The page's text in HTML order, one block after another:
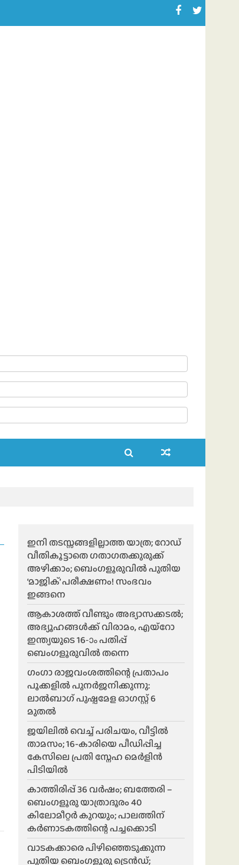
ഇനി തടസ്സങ്ങളില്ലാത്ത യാത്ര; റോഡ്
വീതികൂട്ടാതെ ഗതാഗതക്കുരുക്ക്
അഴിക്കാം; ബെംഗളൂരുവിൽ പുതിയ
‘മാജിക്’ പരീക്ഷണം! സംഭവം
ഇങ്ങനെ
ആകാശത്ത് വീണ്ടും അഭ്യാസക്കടൽ;
അഭ്യൂഹങ്ങൾക്ക് വിരാമം, എയ്റോ
ഇന്ത്യയുടെ 16-ാം പതിപ്പ്
ബെംഗളൂരുവിൽ തന്നെ
ഗംഗാ രാജവംശത്തിന്റെ പ്രതാപം
പൂക്കളിൽ പുനർജനിക്കുന്നു:
ലാൽബാഗ് പുഷ്പമേള ഓഗസ്റ്റ് 6
മുതൽ
ജയിലിൽ വെച്ച് പരിചയം, വീട്ടിൽ
താമസം; 16-കാരിയെ പീഡിപ്പിച്ച
കേസിലെ പ്രതി സ്നേഹ മെർളിൻ
പിടിയിൽ
കാത്തിരിപ്പ് 36 വർഷം; ബത്തേരി –
ബെംഗളൂരു യാത്രാദൂരം 40
കിലോമീറ്റർ കുറയും; പാലത്തിന്
കർണാടകത്തിന്റെ പച്ചക്കൊടി
വാടകക്കാരെ പിഴിഞ്ഞെടുക്കുന്ന
പുതിയ ബെംഗളൂരു ട്രെൻഡ്;